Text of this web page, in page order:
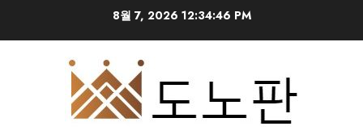
8월 7, 2026 12:34:46 PM